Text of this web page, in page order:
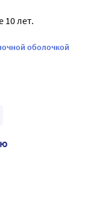
10 лет.
оболочкой